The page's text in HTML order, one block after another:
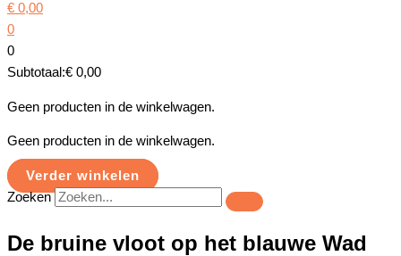
€ 0,00
0
0
Subtotaal:€ 0,00
Geen producten in de winkelwagen.
Geen producten in de winkelwagen.
Verder winkelen
Zoeken
De bruine vloot op het blauwe Wad